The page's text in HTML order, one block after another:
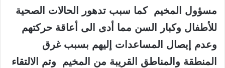
مسؤول المخيم كما سبب تدهور الحالات الصحية
للأطفال وكبار السن مما أدى الى أعاقة حركتهم
وعدم إيصال المساعدات إليهم بسبب غرق
المنطقة والمناطق القريبة من المخيم وتم الالتقاء